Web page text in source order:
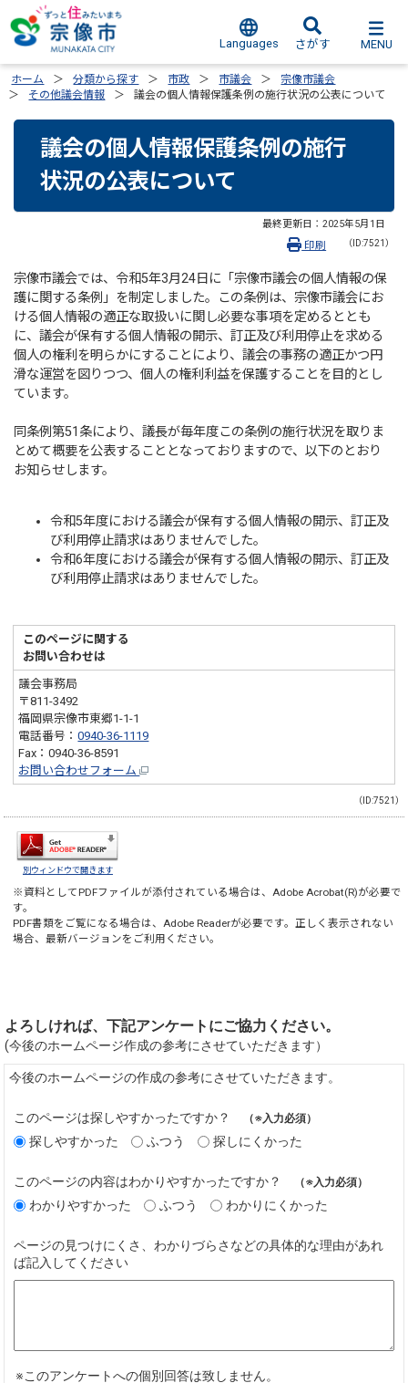
Languages さがす MENU
ホーム 分類から探す 市政 市議会
宗像市議会
その他議会情報
議会の個人情報保護条例の施行状況の公表について
議会の個人情報保護条例の施行
状況の公表について
最終更新日： 2025年5月1日
（ID:7521）
印刷
宗像市議会では、令和5年3月24日に「宗像市議会の個人情報の保
護に関する条例」を制定しました。この条例は、宗像市議会にお
ける個人情報の適正な取扱いに関し必要な事項を定めるととも
に、議会が保有する個人情報の開示、訂正及び利用停止を求める
個人の権利を明らかにすることにより、議会の事務の適正かつ円
滑な運営を図りつつ、個人の権利利益を保護することを目的とし
ています。
同条例第51条により、議長が毎年度この条例の施行状況を取りま
とめて概要を公表することとなっておりますので、以下のとおり
お知らせします。
令和5年度における議会が保有する個人情報の開示、訂正及
び利用停止請求はありませんでした。
令和6年度における議会が保有する個人情報の開示、訂正及
び利用停止請求はありませんでした。
このページに関する
お問い合わせは
議会事務局
〒811-3492
福岡県宗像市東郷1-1-1
電話番号：0940-36-1119
Fax：0940-36-8591
お問い合わせフォーム
（ID:7521）
別ウィンドウで開きます
※資料としてPDFファイルが添付されている場合は、 Adobe Acrobat(R)が必要で
す。
PDF書類をご覧になる場合は、 Adobe Readerが必要です。正しく表示されない
場合、最新バージョンをご利用ください。